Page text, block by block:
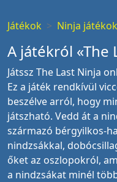
Játékok Ninja játékok
A játékról «The
Játssz The Last Ninja
Ez a játék rendkívül
beszélve arról, hogy
játszható. Vedd át a
származó bérgyilkos-
nindzsákkal,
őket az oszlopokról,
a nindzsákat minél